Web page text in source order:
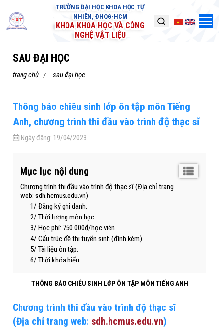
TRƯỜNG ĐẠI HỌC KHOA HỌC TỰ
NHIÊN, ĐHQG-HCM
KHOA KHOA HỌC VÀ CÔNG
NGHỆ VẬT LIỆU
SAU ĐẠI HỌC
trang chủ sau đại học
Thông báo chiêu sinh lớp ôn tập môn Tiếng
Anh, chương trình thi đầu vào trình độ thạc sĩ
Ngày đăng: 19/04/2023
Mục lục nội dung
Chương trình thi đầu vào trình độ thạc sĩ (Địa chỉ trang
web: sdh.hcmus.edu.vn)
1/ Đăng ký ghi danh:
2/ Thời lượng môn học:
3/ Học phí: 750.000đ/học viên
4/ Cấu trúc đề thi tuyển sinh (đính kèm)
5/ Tài liệu ôn tập:
6/ Thời khóa biểu:
THÔNG BÁO CHIÊU SINH LỚP ÔN TẬP MÔN TIẾNG ANH
Chương trình thi đầu vàotrình độ thạc sĩ
(Địa chỉ trang web: sdh.hcmus.edu.vn)